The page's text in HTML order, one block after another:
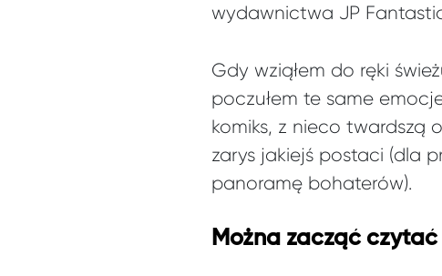
wydawnictwa JP
Gdy wziąłem do ręki
poczułem te same
komiks, z nieco twardszą
zarys jakiejś postaci (dla
panoramę bohaterów).
Można zacząć czytać